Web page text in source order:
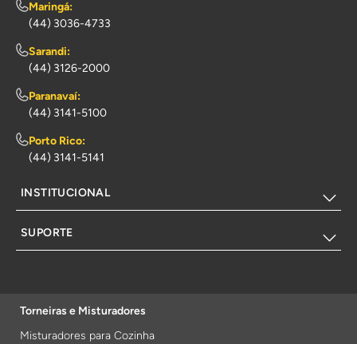
Maringá:
(44) 3036-4733
Sarandi:
(44) 3126-2000
Paranavaí:
(44) 3141-5100
Porto Rico:
(44) 3141-5141
INSTITUCIONAL
SUPORTE
Torneiras e Misturadores
Misturadores para Cozinha